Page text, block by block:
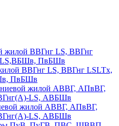
ВВГнг LS, ВВГнг LSLTx,
ПвБШв
жилой АВВГ, АПвВГ,
LS, АВБШв